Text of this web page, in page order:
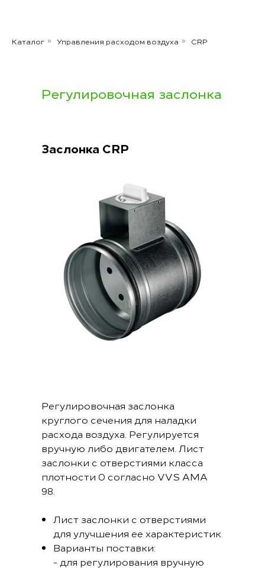
Каталог » Управления расходом воздуха » CRP
Регулировочная заслонка
Заслонка CRP
Регулировочная заслонка
круглого сечения для наладки
расхода воздуха. Регулируется
вручную либо двигателем. Лист
заслонки с отверстиями класса
плотности 0 согласно VVS AMA
98.
Лист заслонки с отверстиями
для улучшения ее характеристик
Варианты поставки:
- для регулирования вручную